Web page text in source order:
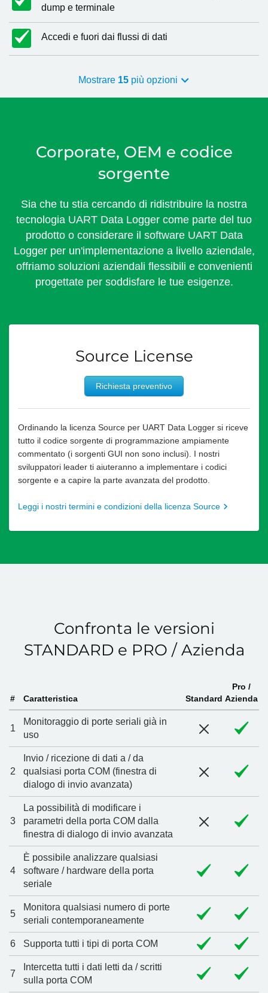
dump e terminale
Accedi e fuori dai flussi di dati
Mostrare 15 più opzioni
Corporate, OEM e codice
sorgente
Sia che tu stia cercando di ridistribuire la nostra
tecnologia UART Data Logger come parte del tuo
prodotto o considerare il software UART Data
Logger per un'implementazione a livello aziendale,
offriamo soluzioni aziendali flessibili e convenienti
progettate per soddisfare le tue esigenze.
Source License
Richiesta preventivo
Ordinando la licenza Source per UART Data Logger si riceve
tutto il codice sorgente di programmazione ampiamente
commentato (i sorgenti GUI non sono inclusi). I nostri
sviluppatori leader ti aiuteranno a implementare i codici
sorgente e a capire la parte avanzata del prodotto.
Leggi i nostri termini e condizioni della licenza Source
Confronta le versioni
STANDARD e PRO / Azienda
# Caratteristica Standard
Pro /
Azienda
1
Monitoraggio di porte seriali già in
uso
2
Invio / ricezione di dati a / da
qualsiasi porta COM (finestra di
dialogo di invio avanzata)
3
La possibilità di modificare i
parametri della porta COM dalla
finestra di dialogo di invio avanzata
4
È possibile analizzare qualsiasi
software / hardware della porta
seriale
5
Monitora qualsiasi numero di porte
seriali contemporaneamente
6 Supporta tutti i tipi di porta COM
7
Intercetta tutti i dati letti da / scritti
sulla porta COM